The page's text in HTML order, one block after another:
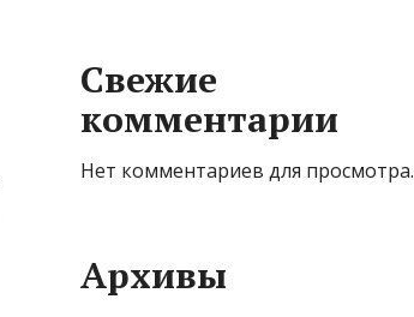
Свежие
комментарии
Нет комментариев для просмотра.
Архивы